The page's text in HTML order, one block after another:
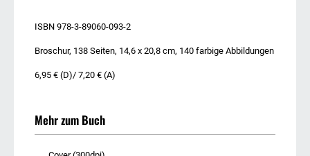
ISBN 978-3-89060-093-2
Broschur, 138 Seiten, 14,6 x 20,8 cm, 140 farbige Abbildungen
6,95 € (D)/ 7,20 € (A)
Mehr zum Buch